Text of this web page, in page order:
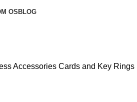
OSBLOG
Accessories Cards and Key Rings